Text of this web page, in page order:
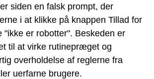
siden en falsk prompt, der
i at klikke på knappen Tillad for
"ikke er robotter". Beskeden er
til at virke rutinepræget og
overholdelse af reglerne fra
uerfarne brugere.